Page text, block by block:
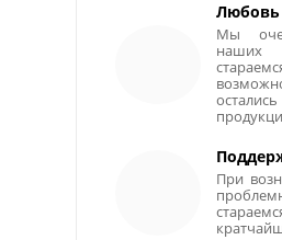
Мы
При